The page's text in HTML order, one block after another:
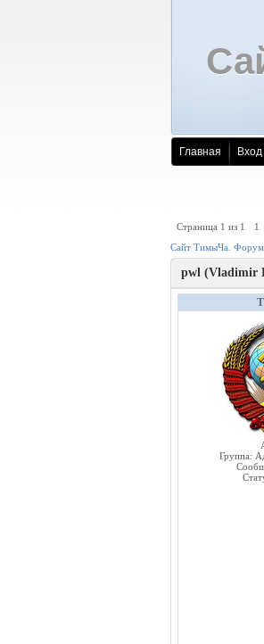
Главная Вход
Страница 1 из 1
1
Сайт ТимыЧа. Форум.
pwl (Vladimir
Группа: